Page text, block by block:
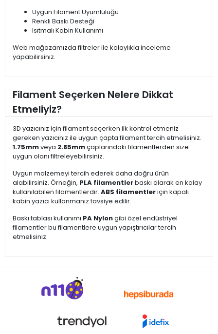
Uygun Filament Uyumluluğu
Renkli Baskı Desteği
Isıtmalı Kabin Kullanımı
Web mağazamızda filtreler ile kolaylıkla inceleme
yapabilirsiniz.
Filament Seçerken Nelere Dikkat
Etmeliyiz?
3D yazıcınız için filament seçerken ilk kontrol etmeniz
gereken yazıcınız ile uygun çapta filament tercih etmelisiniz.
1.75mmveya 2.85mmçaplarındaki filamentlerden size
uygun olanı filtreleyebilirsiniz.
Uygun malzemeyi tercih ederek daha doğru ürün
alabilirsiniz. Örneğin, PLA filamentlerbaskı olarak en kolay
kullanılabilen filamentlerdir. ABS filamentleriçin kapalı
kabin yazıcı kullanmanız tavsiye edilir.
Baskı tablası kullanımı PA Nylongibi özel endüstriyel
filamentler bu filamentlere uygun yapıştırıcılar tercih
etmelisiniz.